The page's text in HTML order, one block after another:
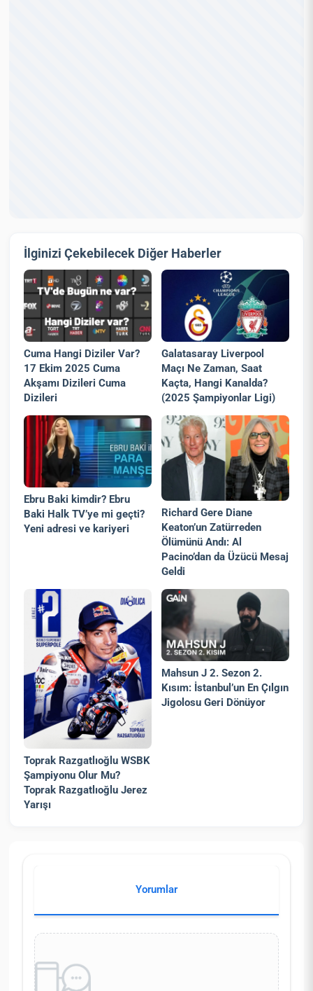
İlginizi Çekebilecek Diğer Haberler
Cuma Hangi Diziler Var?
17 Ekim 2025 Cuma
Akşamı Dizileri Cuma
Dizileri
Galatasaray Liverpool
Maçı Ne Zaman, Saat
Kaçta, Hangi Kanalda?
(2025 Şampiyonlar Ligi)
Ebru Baki kimdir? Ebru
Baki Halk TV’ye mi geçti?
Yeni adresi ve kariyeri
Richard Gere Diane
Keaton’un Zatürreden
Ölümünü Andı: Al
Pacino’dan da Üzücü Mesaj
Geldi
Toprak Razgatlıoğlu WSBK
Şampiyonu Olur Mu?
Toprak Razgatlıoğlu Jerez
Yarışı
Mahsun J 2. Sezon 2.
Kısım: İstanbul’un En Çılgın
Jigolosu Geri Dönüyor
Yorumlar